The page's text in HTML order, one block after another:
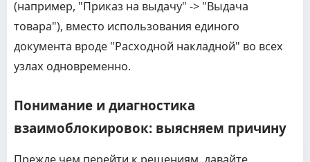
(например, "Приказ на выдачу" -> "Выдача
товара"), вместо использования единого
документа вроде "Расходной накладной" во всех
узлах одновременно.
Понимание и диагностика
взаимоблокировок: выясняем причину